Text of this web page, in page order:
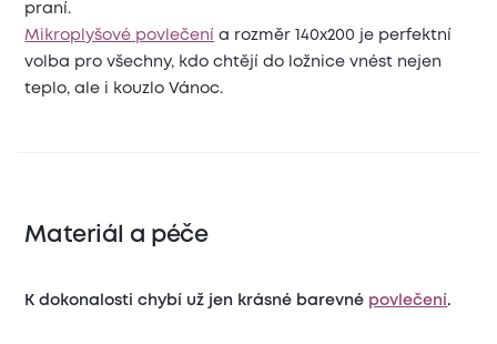
praní.
Mikroplyšové povlečení a rozměr 140x200 je perfektní
volba pro všechny, kdo chtějí do ložnice vnést nejen
teplo, ale i kouzlo Vánoc.
Materiál a péče
K dokonalosti chybí už jen krásné barevné povlečení.